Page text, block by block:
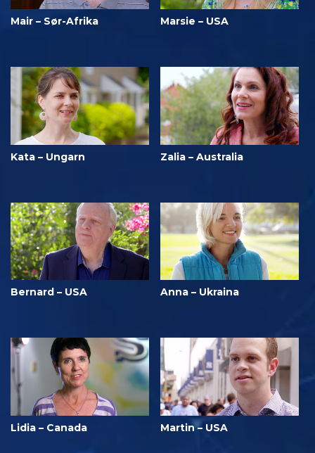
Mair – Sør-Afrika Marsie – USA
Kata – Ungarn Zalia – Australia
Bernard – USA Anna – Ukraina
Lidia – Canada Martin – USA